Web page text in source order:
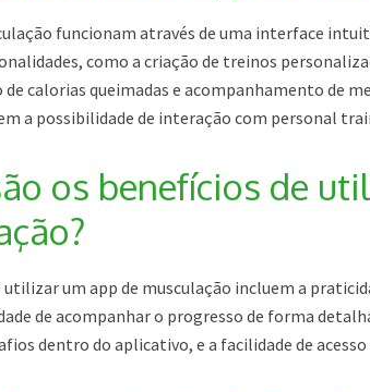
funcionam através de uma interface
como a criação de treinos
calorias queimadas e acompanhamento de
a possibilidade de interação com personal
os benefícios de
utilizar um app de musculação incluem a
de acompanhar o progresso de forma
dentro do aplicativo, e a facilidade de